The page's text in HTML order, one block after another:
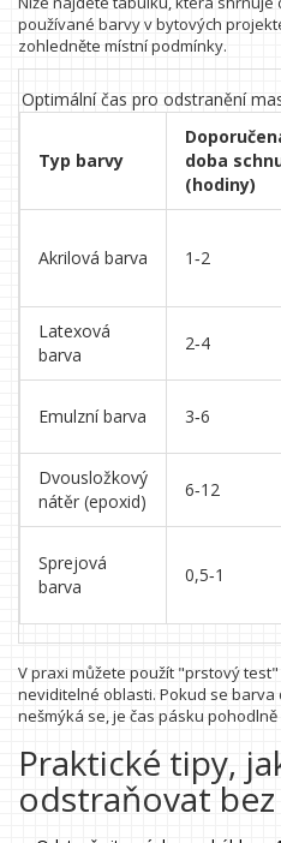
používané barvy v bytových
zohledněte místní podmínky.
Optimální čas pro odstranění
Typ barvy
doba
(hodiny)
Akrilová barva 1‑2
Latexová
barva
2‑4
Emulzní barva 3‑6
Dvousložkový
nátěr (epoxid)
6‑12
Sprejová
barva
0,5‑1
V praxi můžete použít "prstový
neviditelné oblasti. Pokud se barva
nešmýká se, je čas pásku
Praktické tipy,
odstraňovat